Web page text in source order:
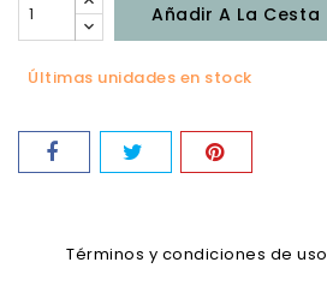
Añadir A La Cesta
Últimas unidades en stock
Términos y condiciones de uso